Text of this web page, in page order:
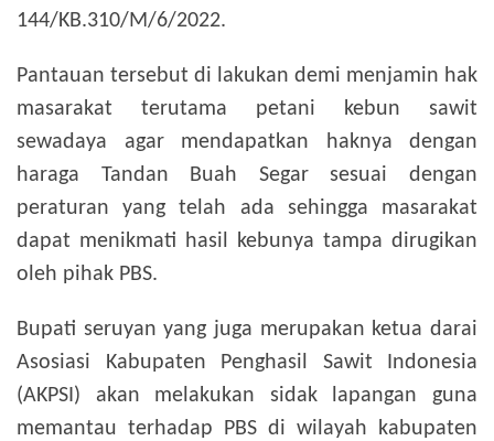
144/KB.310/M/6/2022.
Pantauan tersebut di lakukan demi menjamin hak
masarakat terutama petani kebun sawit
sewadaya agar mendapatkan haknya dengan
haraga Tandan Buah Segar sesuai dengan
peraturan yang telah ada sehingga masarakat
dapat menikmati hasil kebunya tampa dirugikan
oleh pihak PBS.
Bupati seruyan yang juga merupakan ketua darai
Asosiasi Kabupaten Penghasil Sawit Indonesia
(AKPSI) akan melakukan sidak lapangan guna
memantau terhadap PBS di wilayah kabupaten